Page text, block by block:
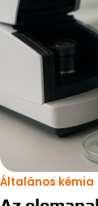
Általános kémia